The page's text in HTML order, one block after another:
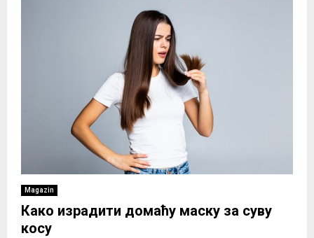
Magazin
Како израдити домаћу маску за суву
косу